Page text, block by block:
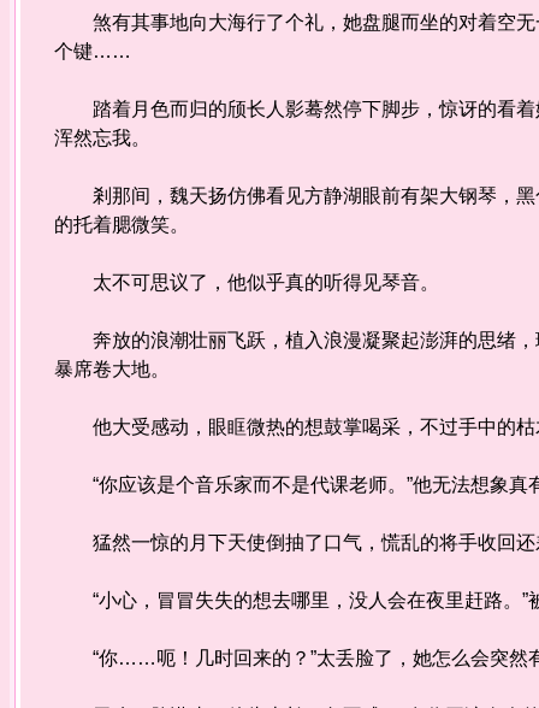
煞有其事地向大海行了个礼，她盘腿而坐的对着空无
个键……
踏着月色而归的颀长人影蓦然停下脚步，惊讶的看着
浑然忘我。
剎那间，魏天扬仿佛看见方静湖眼前有架大钢琴，黑
的托着腮微笑。
太不可思议了，他似乎真的听得见琴音。
奔放的浪潮壮丽飞跃，植入浪漫凝聚起澎湃的思绪，
暴席卷大地。
他大受感动，眼眶微热的想鼓掌喝采，不过手中的
“你应该是个音乐家而不是代课老师。”他无法想象
猛然一惊的月下天使倒抽了口气，慌乱的将手收回
“小心，冒冒失失的想去哪里，没人会在夜里赶路。
“你……呃！几时回来的？”太丢脸了，她怎么会突